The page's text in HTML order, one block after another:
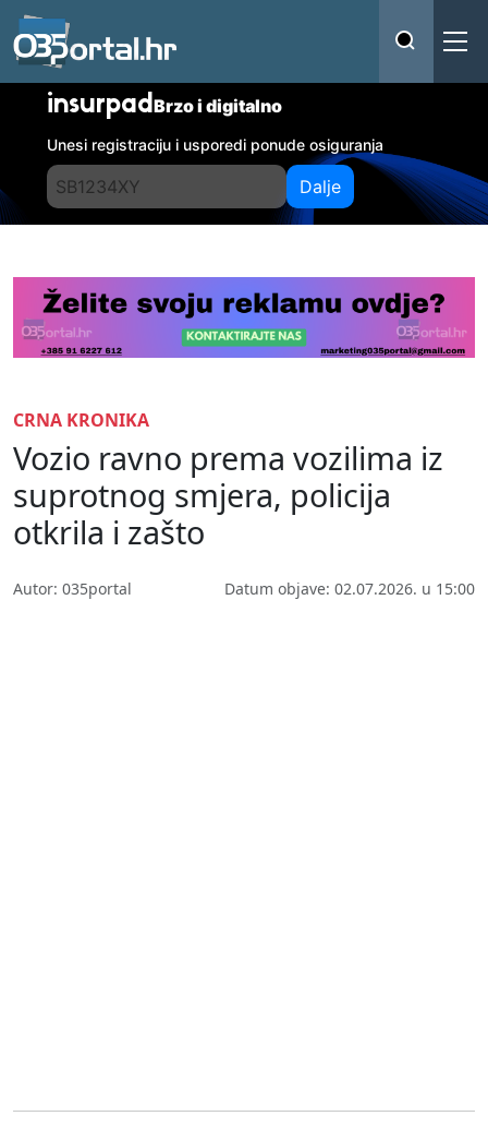
insurpadBrzo i digitalno
Unesi registraciju i usporedi ponude osiguranja
Dalje
CRNA KRONIKA
Vozio ravno prema vozilima iz
suprotnog smjera, policija
otkrila i zašto
Autor: 035portal Datum objave: 02.07.2026. u 15:00